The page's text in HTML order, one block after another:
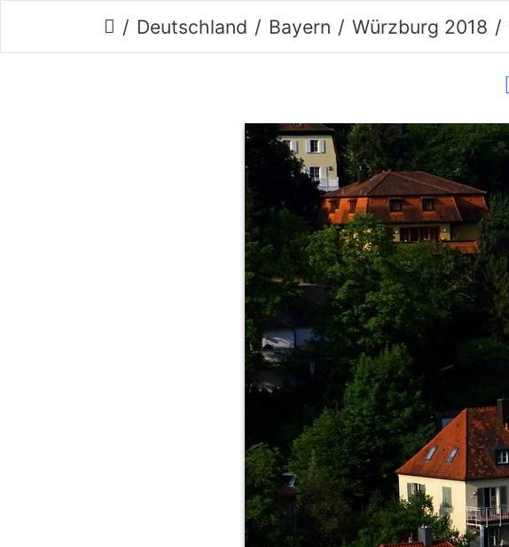
Deutschland Bayern Würzburg 2018